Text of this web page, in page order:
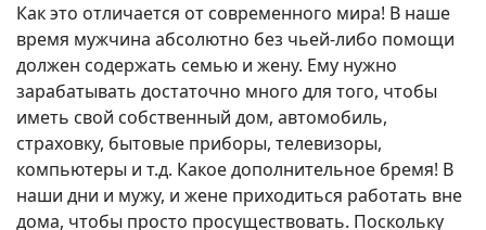
Как это отличается от современного мира! В наше
время мужчина абсолютно без чьей-либо помощи
должен содержать семью и жену. Ему нужно
зарабатывать достаточно много для того, чтобы
иметь свой собственный дом, автомобиль,
страховку, бытовые приборы, телевизоры,
компьютеры и т.д. Какое дополнительное бремя! В
наши дни и мужу, и жене приходиться работать вне
дома, чтобы просто просуществовать. Поскольку